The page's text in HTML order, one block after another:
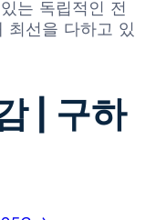
는 독립적인 전
최선을 다하고 있
| 구하